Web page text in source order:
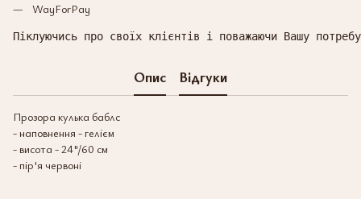
WayForPay
Піклуючись про своїх клієнтів і поважаючи Вашу
Опис Відгуки
Прозора кулька баблс
- наповнення - гелієм
- висота - 24"/60 см
- пір'я червоні